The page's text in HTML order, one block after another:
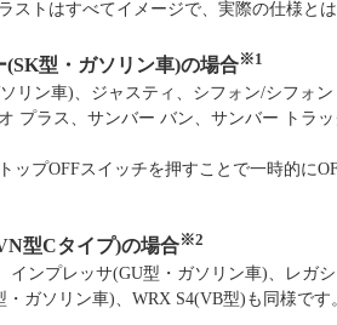
ストはすべてイメージで、実際の仕様とは
(SK型・ガソリン車)の場合※1
リン車)、ジャスティ、シフォン/シフォ
プラス、サンバー バン、サンバー トラッ
ップOFFスイッチを押すことで一時的に
型Cタイプ)の場合※2
インプレッサ(GU型・ガソリン車)、レガ
・ガソリン車)、WRX S4(VB型)も同様です。